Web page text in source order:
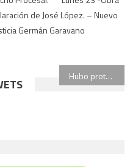
de José López. – Nuevo
Germán Garavano
Hubo protestas en el Obelisco y varios puntos del país contra las restricciones del aislamiento y la Reforma Judicial